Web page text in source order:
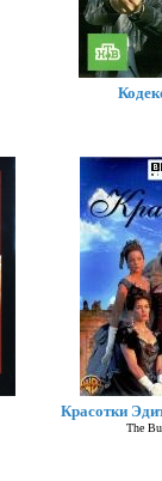
Красотки
The